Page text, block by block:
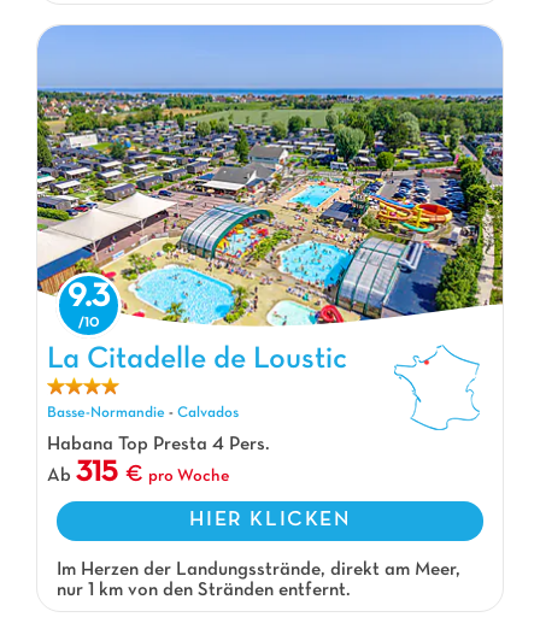
La Citadelle de Loustic, Campingplatz Basse-Normandie
9.3
La Citadelle de Loustic
Basse-Normandie - Calvados
Habana Top Presta 4 Pers.
Ab 315 pro Woche
HIER KLICKEN
Im Herzen der Landungsstrände, direkt am Meer,
nur 1 km von den Stränden entfernt.